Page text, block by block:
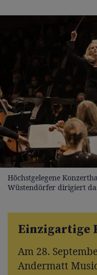
Höchstgelegene
Wüstendörfer dirigiert
Einzigartige
Am 28.
Andermatt